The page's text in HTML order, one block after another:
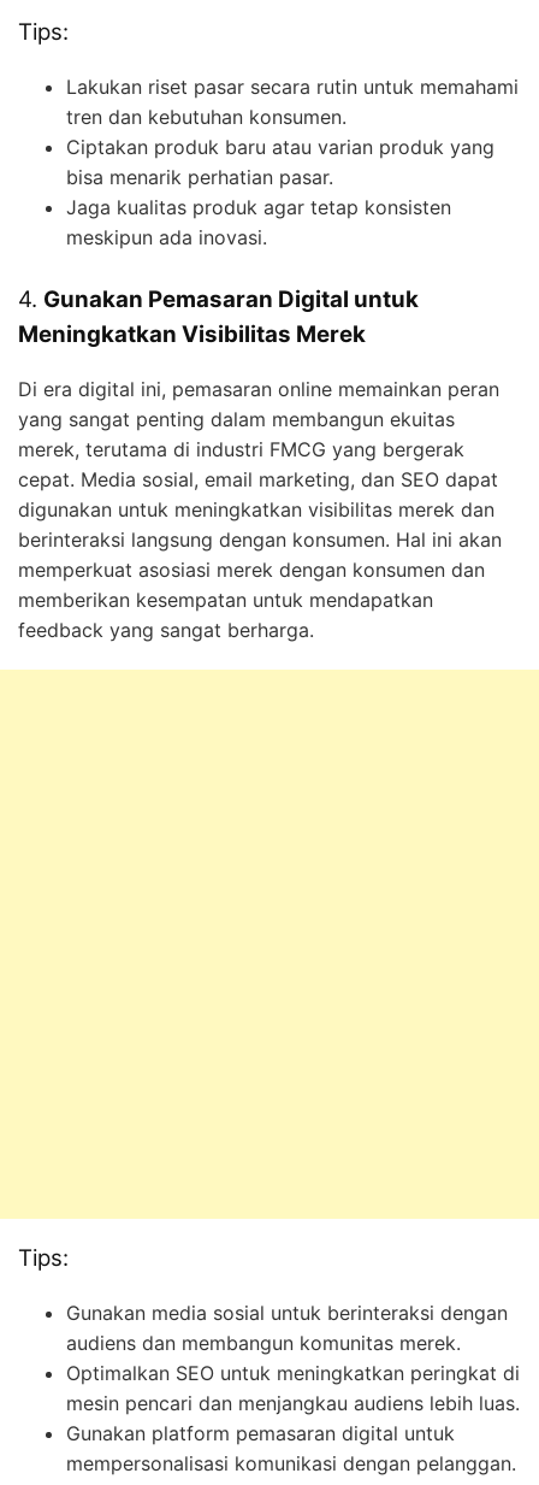
Tips:
Lakukan riset pasar secara rutin untuk memahami
tren dan kebutuhan konsumen.
Ciptakan produk baru atau varian produk yang
bisa menarik perhatian pasar.
Jaga kualitas produk agar tetap konsisten
meskipun ada inovasi.
4. Gunakan Pemasaran Digital untuk
Meningkatkan Visibilitas Merek
Di era digital ini, pemasaran online memainkan peran
yang sangat penting dalam membangun ekuitas
merek, terutama di industri FMCG yang bergerak
cepat. Media sosial, email marketing, dan SEO dapat
digunakan untuk meningkatkan visibilitas merek dan
berinteraksi langsung dengan konsumen. Hal ini akan
memperkuat asosiasi merek dengan konsumen dan
memberikan kesempatan untuk mendapatkan
feedback yang sangat berharga.
Tips:
Gunakan media sosial untuk berinteraksi dengan
audiens dan membangun komunitas merek.
Optimalkan SEO untuk meningkatkan peringkat di
mesin pencari dan menjangkau audiens lebih luas.
Gunakan platform pemasaran digital untuk
mempersonalisasi komunikasi dengan pelanggan.